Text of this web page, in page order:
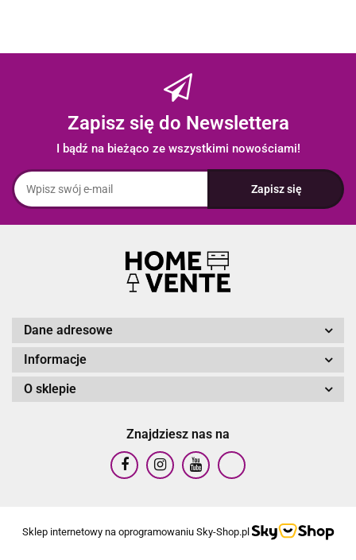
Zapisz się do Newslettera
I bądź na bieżąco ze wszystkimi nowościami!
Dane adresowe
Informacje
O sklepie
Znajdziesz nas na
Sklep internetowy na oprogramowaniu Sky-Shop.pl